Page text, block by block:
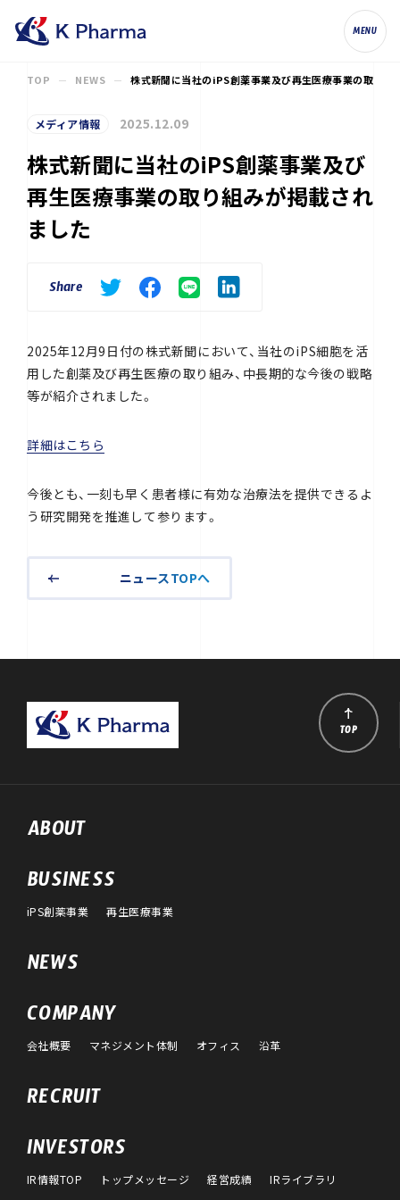
株式会社ケイファーマ（K Pharma, Inc.
MENU
TOP NEWS 株式新聞に当社のiPS創薬事業及び再生医療事業の取り組
メディア情報 2025.12.09
株式新聞に当社のiPS創薬事業及び
再生医療事業の取り組みが掲載され
ました
Share
2025年12月9日付の株式新聞において、当社のiPS細胞を活
用した創薬及び再生医療の取り組み、中長期的な今後の戦略
等が紹介されました。
詳細はこちら
今後とも、一刻も早く患者様に有効な治療法を提供できるよ
う研究開発を推進して参ります。
ニュースTOPへ
ABOUT
BUSINESS
iPS創薬事業 再生医療事業
NEWS
COMPANY
会社概要 マネジメント体制 オフィス 沿革
RECRUIT
INVESTORS
IR情報TOP トップメッセージ 経営成績
IRライブラリ
TOP